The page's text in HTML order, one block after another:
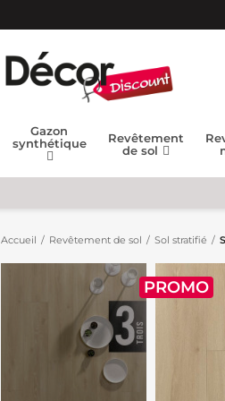
Gazon
synthétique
Revêtement
de sol
Accueil Revêtement de sol Sol stratifié
PROMO